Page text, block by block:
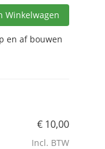
Winkelwagen
en af bouwen
€ 10,00
Incl. BTW